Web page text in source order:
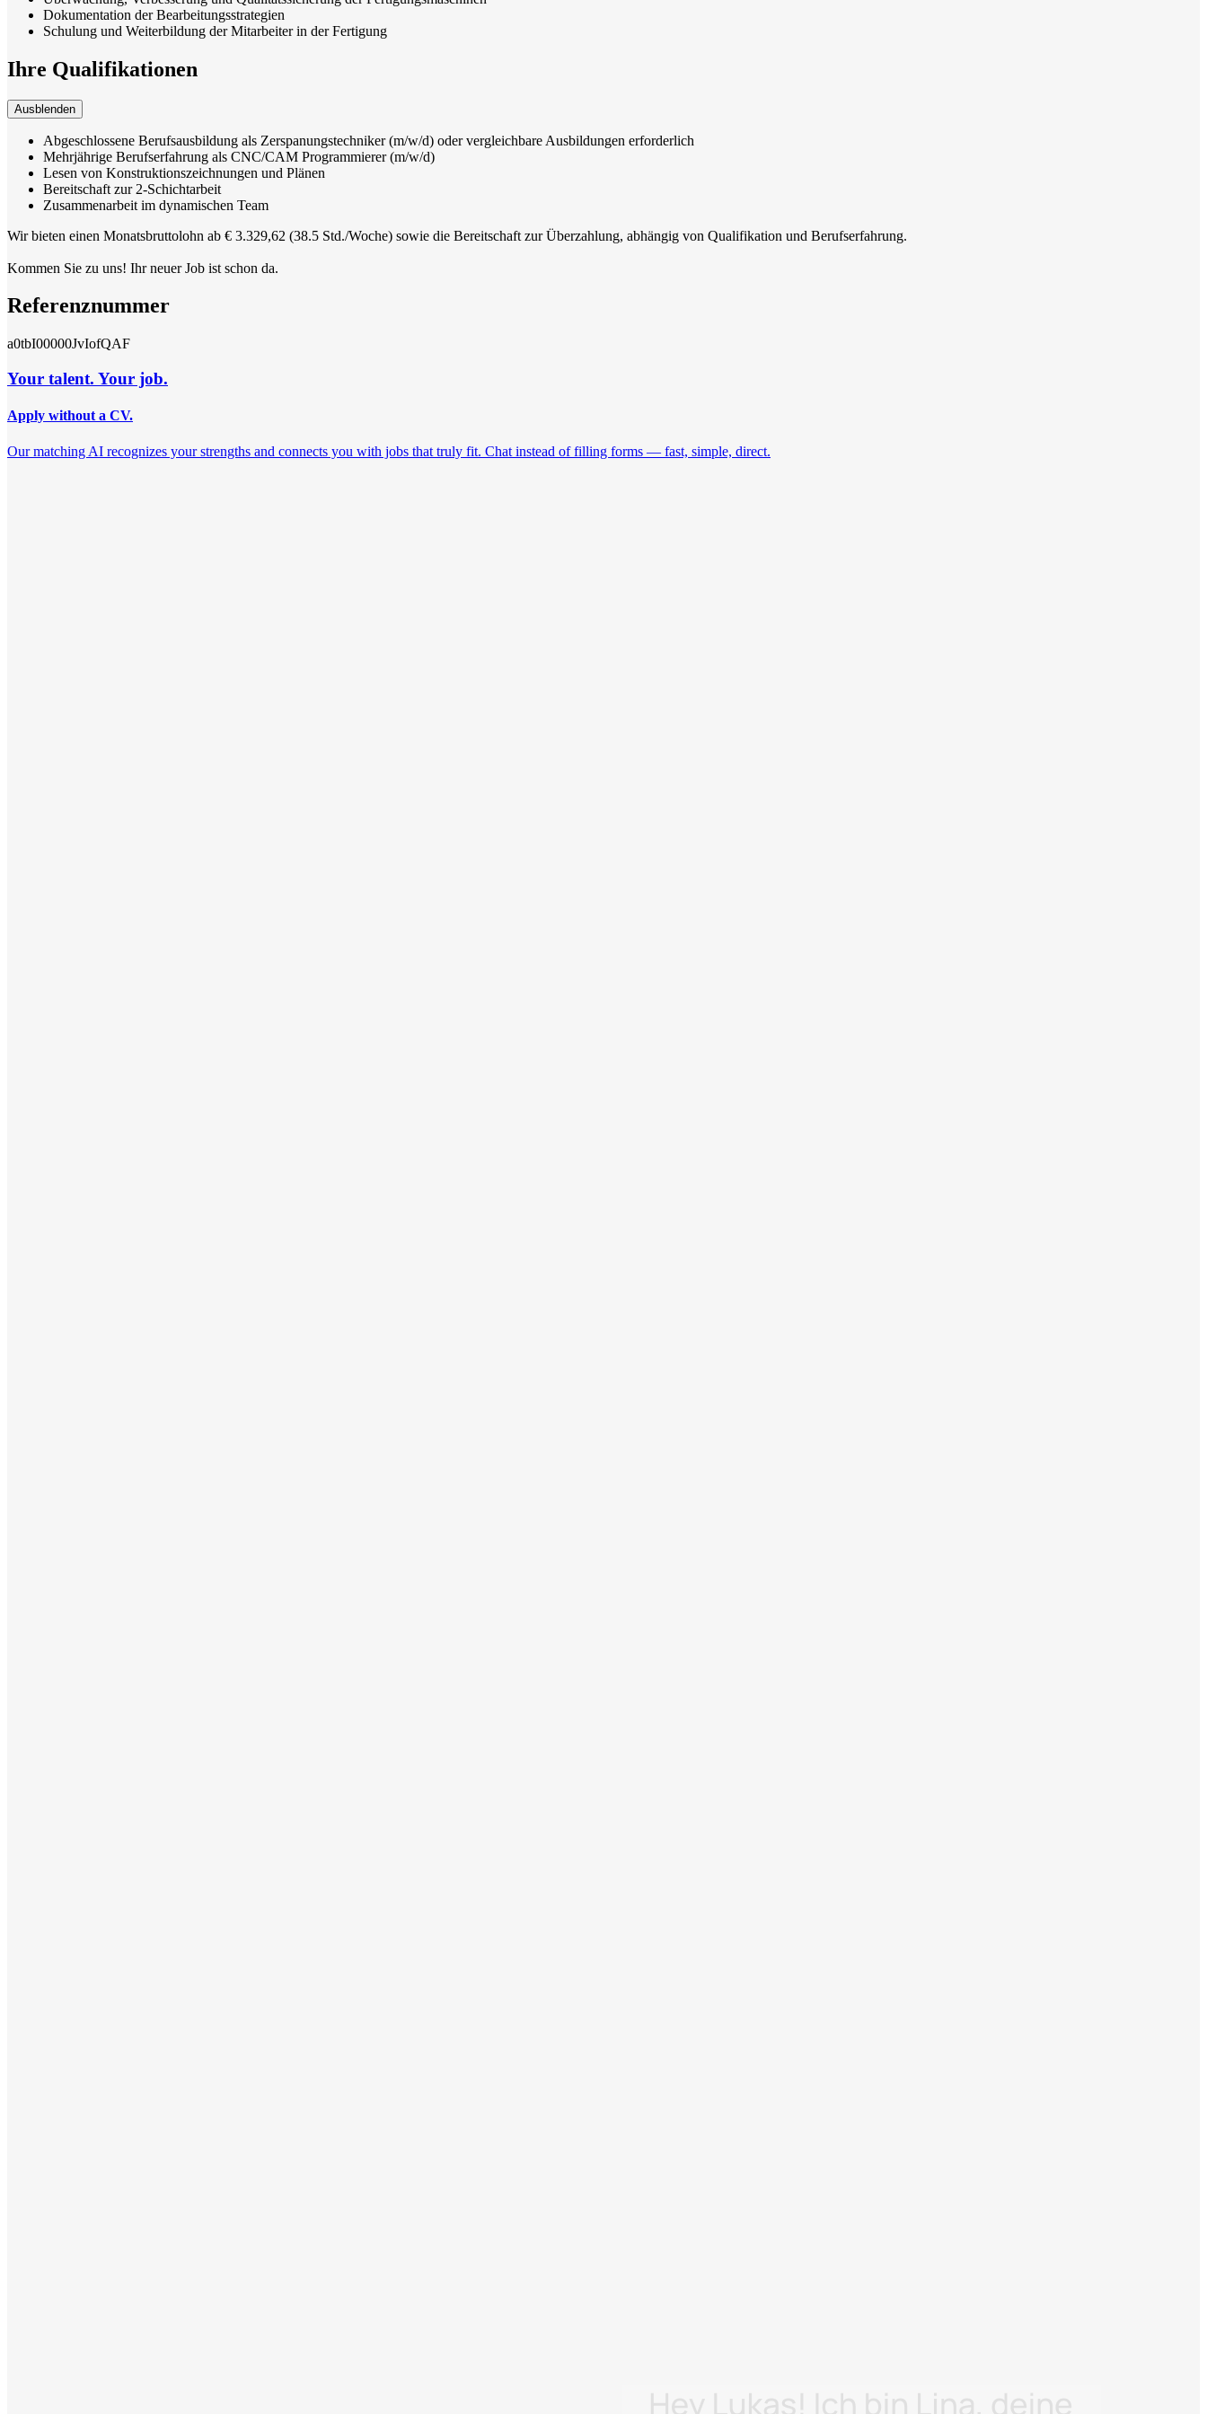
Dokumentation der Bearbeitungsstrategien
Schulung und Weiterbildung der Mitarbeiter in der Fertigung
Ihre Qualifikationen
Ausblenden
Abgeschlossene Berufsausbildung als Zerspanungstechniker (m/w/d) oder vergleichbare Ausbildungen erforderlich
Mehrjährige Berufserfahrung als CNC/CAM Programmierer (m/w/d)
Lesen von Konstruktionszeichnungen und Plänen
Bereitschaft zur 2-Schichtarbeit
Zusammenarbeit im dynamischen Team
Wir bieten einen Monatsbruttolohn ab € 3.329,62 (38.5 Std./Woche) sowie die Bereitschaft zur Überzahlung, abhängig von Qualifikation und Berufserfahrung.
Kommen Sie zu uns! Ihr neuer Job ist schon da.
Referenznummer
a0tbI00000JvIofQAF
Your talent. Your job.
Apply without a CV.
Our matching AI recognizes your strengths and connects you with jobs that truly fit. Chat instead of filling forms — fast, simple, direct.